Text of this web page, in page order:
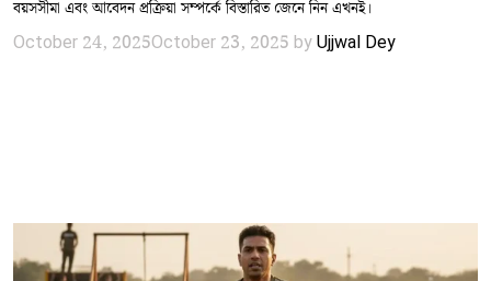
বয়সসীমা এবং আবেদন প্রক্রিয়া সম্পর্কে বিস্তারিত জেনে নিন এখনই।
October 24, 2025October 23, 2025 byUjjwal Dey